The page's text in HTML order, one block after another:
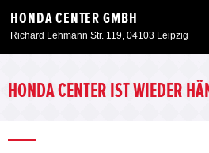
HONDA CENTER GMBH
Richard Lehmann Str. 119, 04103 Leipzig
HONDA CENTER IST WIEDER